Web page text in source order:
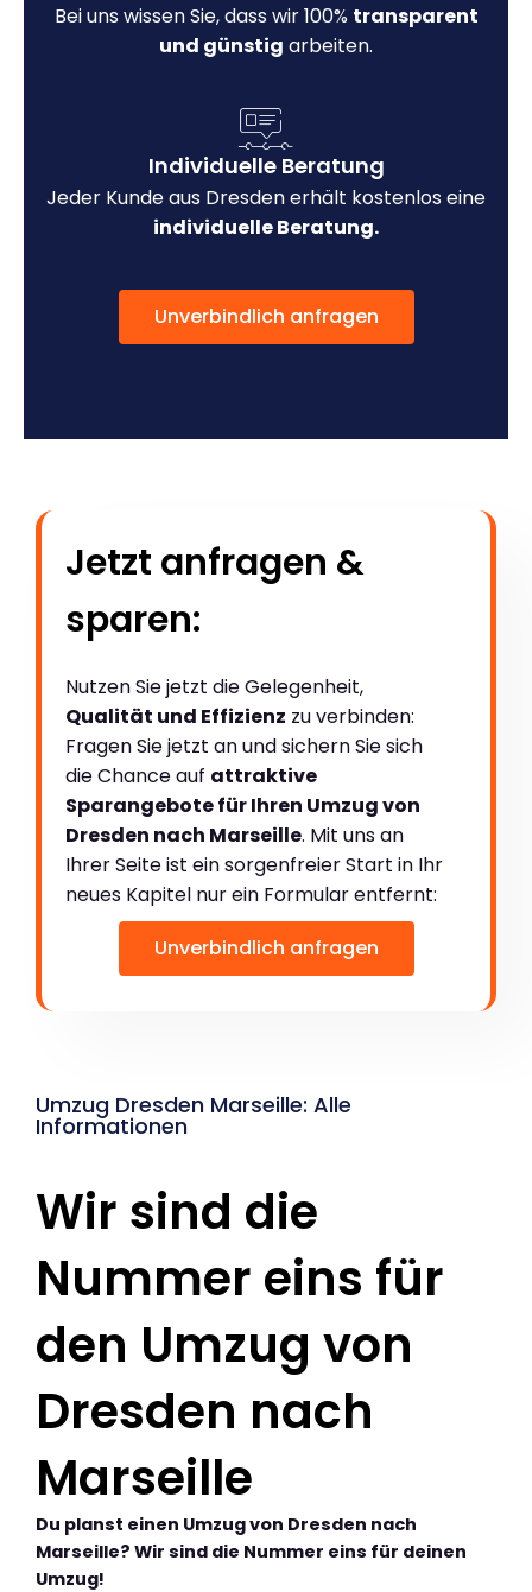
Bei uns wissen Sie, dass wir 100% transparent
und günstig arbeiten.
Individuelle Beratung
Jeder Kunde aus Dresden erhält kostenlos eine
individuelle Beratung.
Unverbindlich anfragen
Jetzt anfragen &
sparen:
Nutzen Sie jetzt die Gelegenheit,
Qualität und Effizienz zu verbinden:
Fragen Sie jetzt an und sichern Sie sich
die Chance auf attraktive
Sparangebote für Ihren Umzug von
Dresden nach Marseille. Mit uns an
Ihrer Seite ist ein sorgenfreier Start in Ihr
neues Kapitel nur ein Formular entfernt:
Unverbindlich anfragen
Umzug Dresden Marseille: Alle
Informationen
Wir sind die
Nummer eins für
den Umzug von
Dresden nach
Marseille
Du planst einen Umzug von Dresden nach
Marseille? Wir sind die Nummer eins für deinen
Umzug!